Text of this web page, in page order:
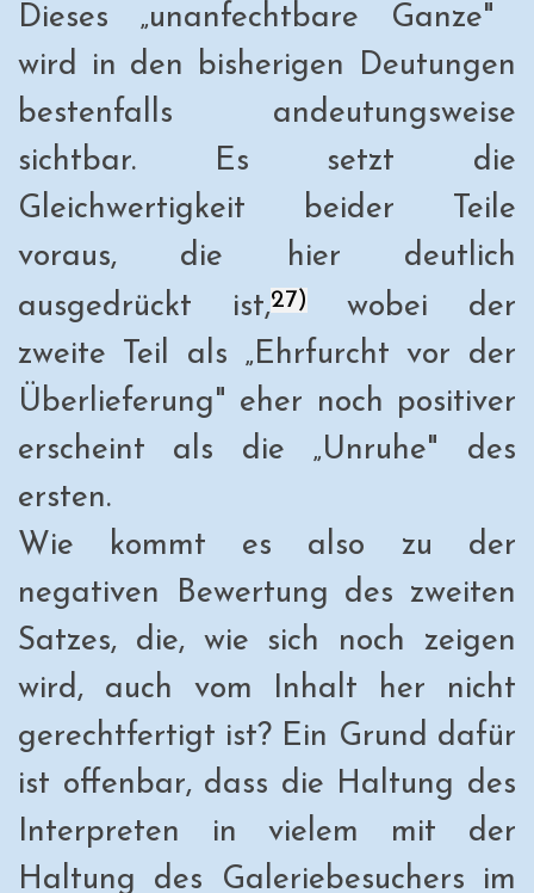
Dieses „unanfechtbare Ganze"
wird in den bisherigen Deutungen
bestenfalls andeutungsweise
sichtbar. Es setzt die
Gleichwertigkeit beider Teile
voraus, die hier deutlich
ausgedrückt ist,27)wobei der
zweite Teil als „Ehrfurcht vor der
Überlieferung" eher noch positiver
erscheint als die „Unruhe" des
ersten.
Wie kommt es also zu der
negativen Bewertung des zweiten
Satzes, die, wie sich noch zeigen
wird, auch vom Inhalt her nicht
gerechtfertigt ist? Ein Grund dafür
ist offenbar, dass die Haltung des
Interpreten in vielem mit der
Haltung des Galeriebesuchers im